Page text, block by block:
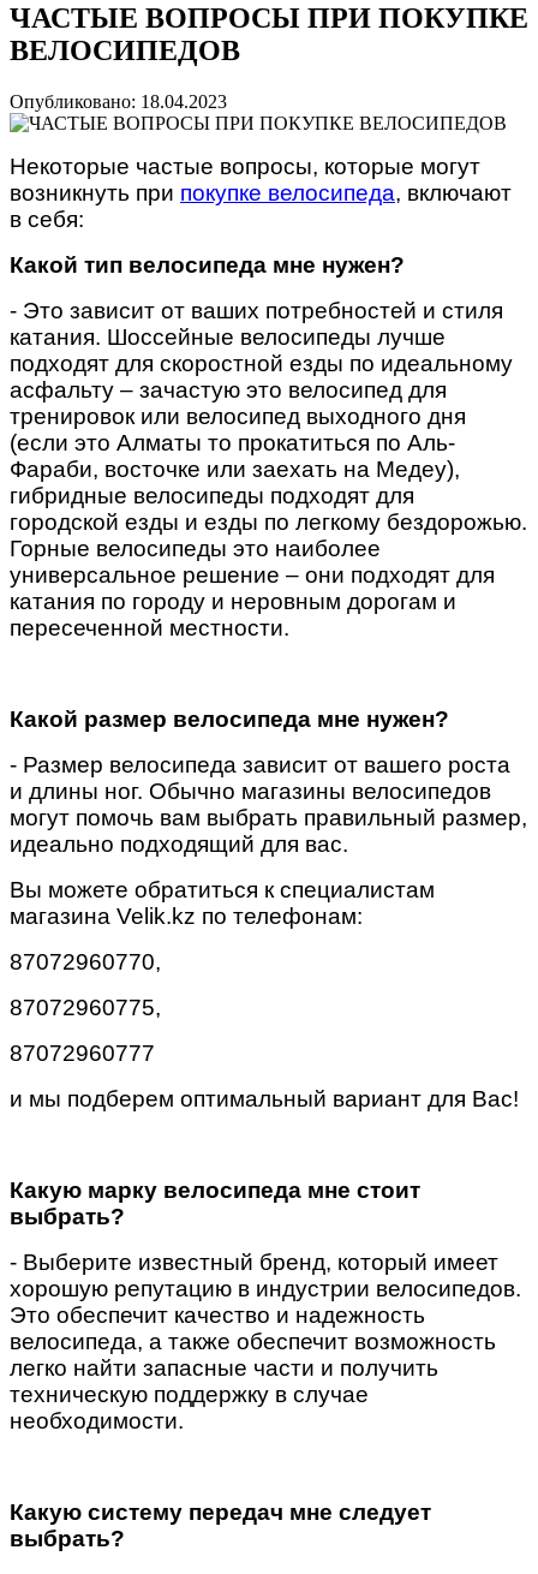
ЧАСТЫЕ ВОПРОСЫ ПРИ ПОКУПКЕ
ВЕЛОСИПЕДОВ
Опубликовано: 18.04.2023
Некоторые частые вопросы, которые могут
возникнуть при покупке велосипеда, включают
в себя:
Какой тип велосипеда мне нужен?
- Это зависит от ваших потребностей и стиля
катания. Шоссейные велосипеды лучше
подходят для скоростной езды по идеальному
асфальту – зачастую это велосипед для
тренировок или велосипед выходного дня
(если это Алматы то прокатиться по Аль-
Фараби, восточке или заехать на Медеу),
гибридные велосипеды подходят для
городской езды и езды по легкому бездорожью.
Горные велосипеды это наиболее
универсальное решение – они подходят для
катания по городу и неровным дорогам и
пересеченной местности.
Какой размер велосипеда мне нужен?
- Размер велосипеда зависит от вашего роста
и длины ног. Обычно магазины велосипедов
могут помочь вам выбрать правильный размер,
идеально подходящий для вас.
Вы можете обратиться к специалистам
магазина Velik.kz по телефонам:
87072960770,
87072960775,
87072960777
и мы подберем оптимальный вариант для Вас!
Какую марку велосипеда мне стоит
выбрать?
- Выберите известный бренд, который имеет
хорошую репутацию в индустрии велосипедов.
Это обеспечит качество и надежность
велосипеда, а также обеспечит возможность
легко найти запасные части и получить
техническую поддержку в случае
необходимости.
Какую систему передач мне следует
выбрать?